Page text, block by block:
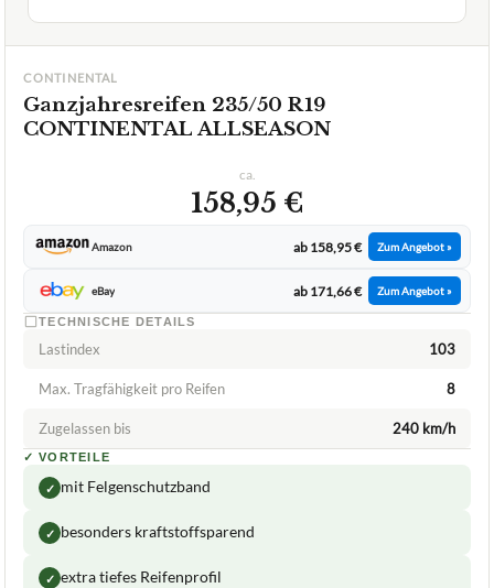
CONTINENTAL
Ganzjahresreifen 235/50 R19
CONTINENTAL ALLSEASON
ca.
158,95 €
Amazon ab 158,95 € Zum Angebot »
eBay ab 171,66 € Zum Angebot »
TECHNISCHE DETAILS
Lastindex 103
Max. Tragfähigkeit pro Reifen 8
Zugelassen bis 240 km/h
✓ VORTEILE
✓ mit Felgenschutzband
✓ besonders kraftstoffsparend
✓ extra tiefes Reifenprofil